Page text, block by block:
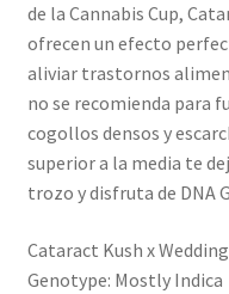
de la Cannabis Cup,
ofrecen un efecto
aliviar trastornos
no se recomienda para
cogollos densos y
superior a la media te
trozo y disfruta de DNA
Cataract Kush x
Genotype: Mostly Indica